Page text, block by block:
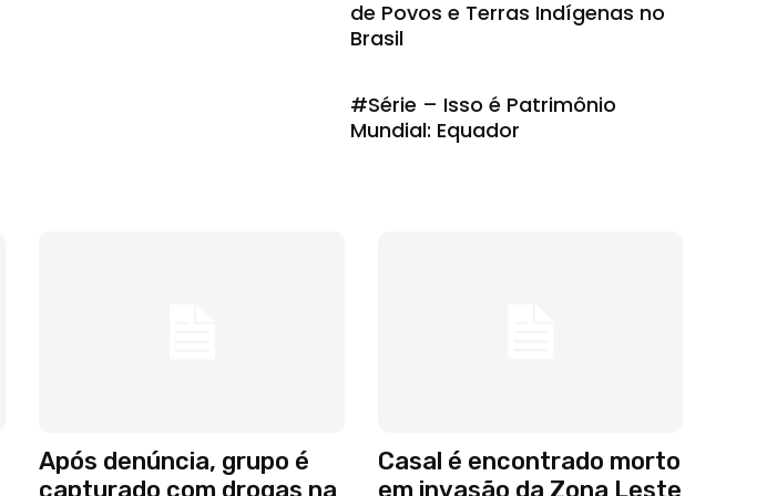
de Povos e Terras Indígenas no
Brasil
#Série – Isso é Patrimônio
Mundial: Equador
Após denúncia, grupo é
capturado com drogas na
Casal é encontrado morto
em invasão da Zona Leste